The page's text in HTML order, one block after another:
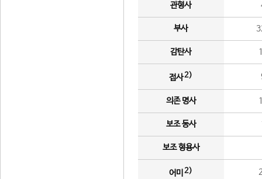
관형사
부사
감탄사
접사2)
의존 명사
보조 동사
보조 형용사
어미 2)